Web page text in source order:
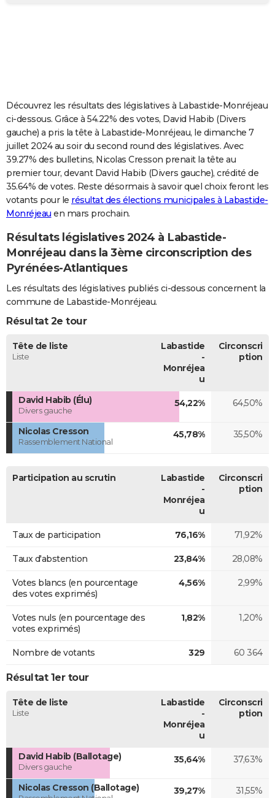
Carte de Noël
Carte Bonne année
Carte Saint-Valentin
Carte Pâques
Carte d'anniversaire
DICTIONNAIRE
Dictionnaire
Biographies
Citations
Expressions
Proverbes
PROGRAMME TV
COPAINS D'AVANT
S'inscrire
Se connecter
Lycées
Collèges
Primaires
Universités
Entreprises
Service militaire
Avis de recherche
AVIS DE DÉCÈS
FORUM
Bricolage
Lifestyle
Culture
Sport
Auto
Television
Voyage
Cinema
Découvrez les résultats des législatives à Labastide-Monréjeau
ci-dessous. Grâce à 54.22% des votes, David Habib (Divers
gauche) a pris la tête à Labastide-Monréjeau, le dimanche 7
juillet 2024 au soir du second round des législatives. Avec
39.27% des bulletins, Nicolas Cresson prenait la tête au
premier tour, devant David Habib (Divers gauche), crédité de
35.64% de votes. Reste désormais à savoir quel choix feront les
votants pour le résultat des élections municipales à Labastide-
Monréjeau en mars prochain.
Résultats législatives 2024 à Labastide-
Monréjeau dans la 3ème circonscription des
Pyrénées-Atlantiques
Les résultats des législatives publiés ci-dessous concernent la
commune de Labastide-Monréjeau.
Résultat 2e tour
Tête de liste
Liste
Labastide
-
Monréjea
u
Circonscri
ption
David Habib (Élu)
Divers gauche
54,22% 64,50%
Nicolas Cresson
Rassemblement National
45,78% 35,50%
Participation au scrutin
Labastide
-
Monréjea
u
Circonscri
ption
Taux de participation 76,16% 71,92%
Taux d'abstention 23,84% 28,08%
Votes blancs (en pourcentage
des votes exprimés)
4,56% 2,99%
Votes nuls (en pourcentage des
votes exprimés)
1,82% 1,20%
Nombre de votants 329 60 364
Résultat 1er tour
Tête de liste
Liste
Labastide
-
Monréjea
u
Circonscri
ption
David Habib (Ballotage)
Divers gauche
35,64% 37,63%
Nicolas Cresson (Ballotage) 39,27% 31,55%